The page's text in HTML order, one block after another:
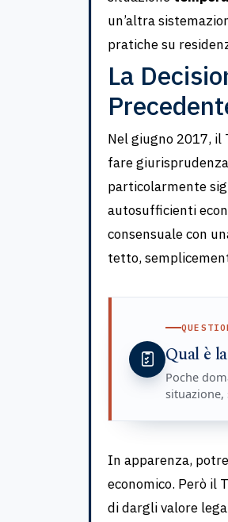
un’altra
pratiche su
La
Nel giugno 2017, il
fare
particolarmente
autosufficienti
consensuale con
tetto,
Qual è
Poche
situazione,
In apparenza,
economico. Però il
di dargli valore